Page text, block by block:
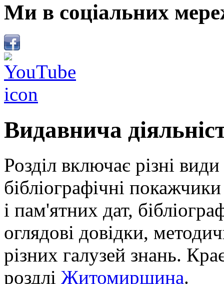
Ми в соціальних
Видавнича
Розділ включає різні
бібліографічні
і пам'ятних дат,
оглядові довідки,
різних галузей знань.
роздлі Житомирщина.